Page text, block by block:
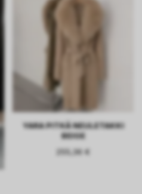
YARA PITKÄ NEULETAKKI
BEIGE
255,36 €